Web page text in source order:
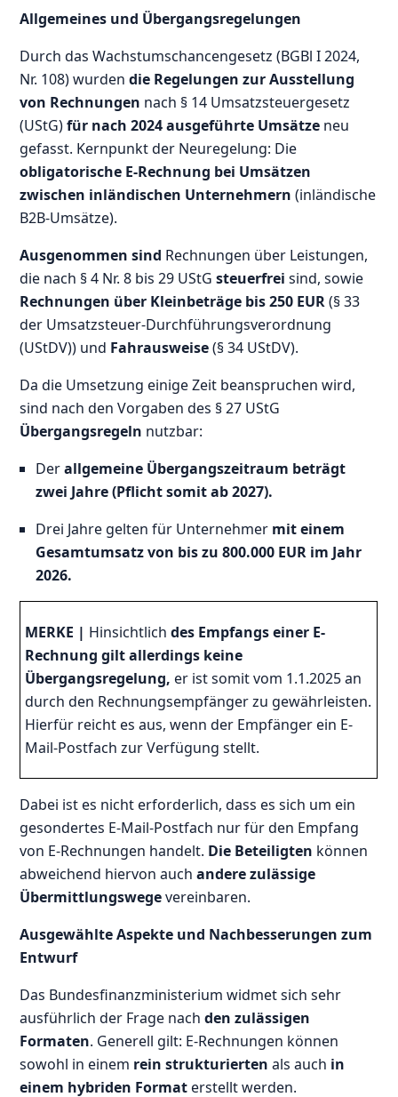
Allgemeines und Übergangsregelungen
Durch das Wachstumschancengesetz (BGBl I 2024,
Nr. 108) wurdendie Regelungen zur Ausstellung
von Rechnungen nach § 14 Umsatzsteuergesetz
(UStG)für nach 2024 ausgeführte Umsätze neu
gefasst. Kernpunkt der Neuregelung: Die
obligatorische E-Rechnung bei Umsätzen
zwischen inländischen Unternehmern(inländische
B2B-Umsätze).
Ausgenommen sind Rechnungen über Leistungen,
die nach § 4 Nr. 8 bis 29 UStGsteuerfrei sind, sowie
Rechnungen über Kleinbeträge bis 250 EUR(§ 33
der Umsatzsteuer-Durchführungsverordnung
(UStDV)) und Fahrausweise(§ 34 UStDV).
Da die Umsetzung einige Zeit beanspruchen wird,
sind nach den Vorgaben des § 27 UStG
Übergangsregeln nutzbar:
Derallgemeine Übergangszeitraum beträgt
zwei Jahre (Pflicht somit ab 2027).
Drei Jahre gelten für Unternehmer mit einem
Gesamtumsatz von bis zu 800.000 EUR im Jahr
2026.
MERKE | Hinsichtlichdes Empfangs einer E-
Rechnung gilt allerdings keine
Übergangsregelung, er ist somit vom 1.1.2025 an
durch den Rechnungsempfänger zu gewährleisten.
Hierfür reicht es aus, wenn der Empfänger ein E-
Mail-Postfach zur Verfügung stellt.
Dabei ist es nicht erforderlich, dass es sich um ein
gesondertes E-Mail-Postfach nur für den Empfang
von E-Rechnungen handelt. Die Beteiligten können
abweichend hiervon auchandere zulässige
Übermittlungswegevereinbaren.
Ausgewählte Aspekte und Nachbesserungen zum
Entwurf
Das Bundesfinanzministerium widmet sich sehr
ausführlich der Frage nachden zulässigen
Formaten. Generell gilt: E-Rechnungen können
sowohl in einem rein strukturierten als auch in
einem hybriden Formaterstellt werden.